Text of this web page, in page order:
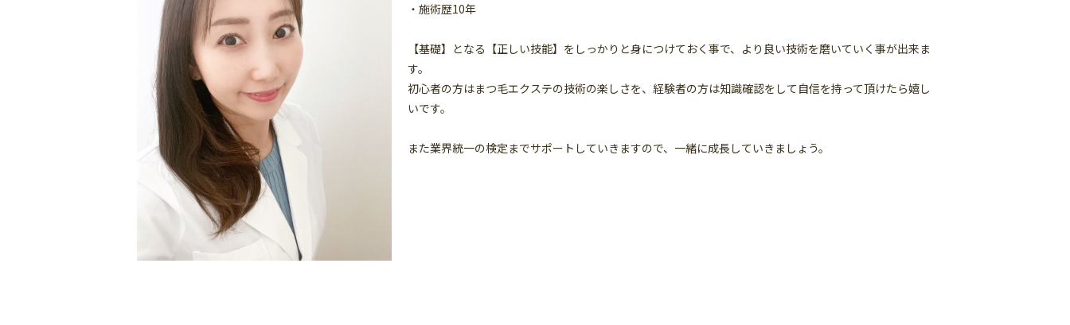
・施術歴10年
【基礎】となる【正しい技能】をしっかりと身につけておく事で、より良い技術を磨いていく事が出来ま
す。
初心者の方はまつ毛エクステの技術の楽しさを、経験者の方は知識確認をして自信を持って頂けたら嬉し
いです。
また業界統一の検定までサポートしていきますので、一緒に成長していきましょう。